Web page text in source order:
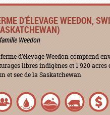
D’ÉLEVAGE WEEDON,
Weedon
d’élevage Weedon comprend
libres indigènes et 1 920 acres
et sec de la Saskatchewan.